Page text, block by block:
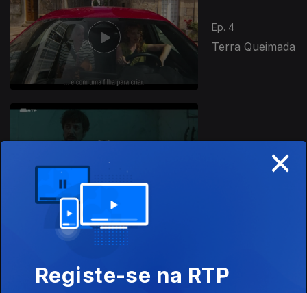
Ep. 4
Terra Queimada
Fogo nas Mãos
Ep. 6
Cinzas
866434
×
Registe-se na RTP